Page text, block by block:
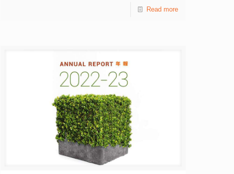
灣區的創業及就業機會、有關支援計劃及服務等。活動吸
香港青年協會總幹事徐小曼表示：「青協與大灣區不同城
市共29間合作伙伴，在今年簽訂戰略合作協議，進一步推
動本港青年在大灣區發展。」
Read more